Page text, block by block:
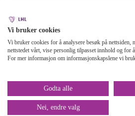
Vi bruker cookies
Vi bruker cookies for å analysere besøk på nettsiden,
nettstedet vårt, vise personlig tilpasset innhold og for
For mer informasjon om informasjonskapslene vi
Godta alle
Nei, endre valg